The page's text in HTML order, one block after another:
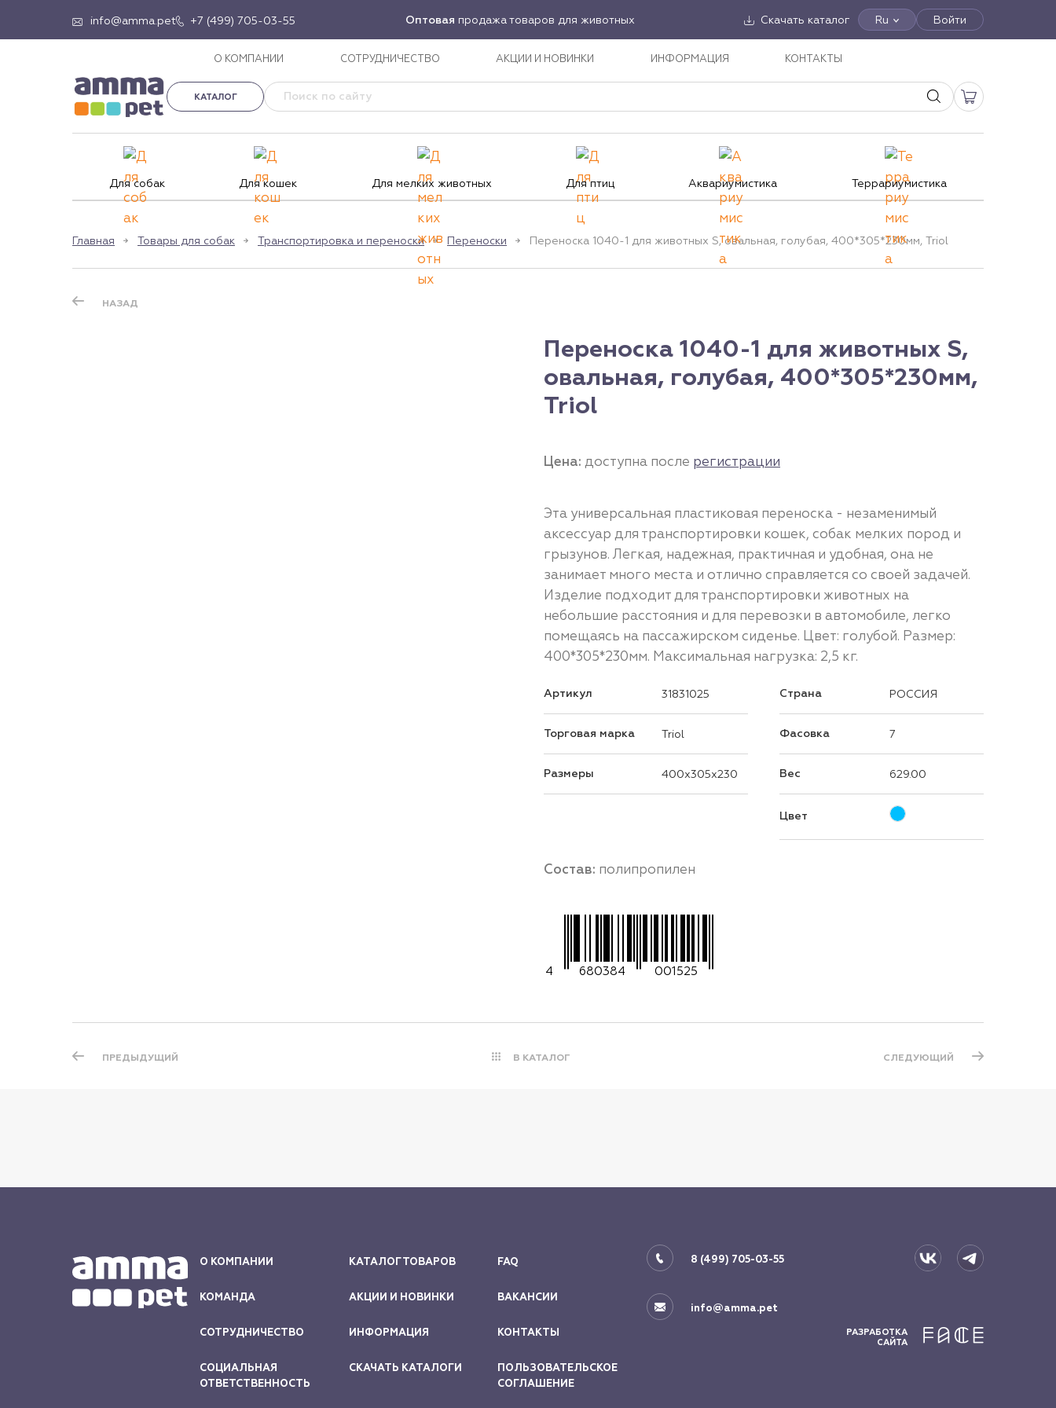
info@amma.pet +7 (499) 705-03-55 Оптовая продажа товаров для животных Скачать каталог Ru Войти
О КОМПАНИИ СОТРУДНИЧЕСТВО АКЦИИ И НОВИНКИ ИНФОРМАЦИЯ КОНТАКТЫ
КАТАЛОГ
Для собак Для кошек Для мелких животных Для птиц Аквариумистика Террариумистика
Главная Товары для собак Транспортировка и переноски Переноски Переноска 1040-1 для животных S, овальная, голубая, 400*305*230мм, Triol
НАЗАД
Переноска 1040-1 для животных S,
овальная, голубая, 400*305*230мм,
Triol
Цена: доступна после регистрации
Эта универсальная пластиковая переноска - незаменимый
аксессуар для транспортировки кошек, собак мелких пород и
грызунов. Легкая, надежная, практичная и удобная, она не
занимает много места и отлично справляется со своей задачей.
Изделие подходит для транспортировки животных на
небольшие расстояния и для перевозки в автомобиле, легко
помещаясь на пассажирском сиденье. Цвет: голубой. Размер:
400*305*230мм. Максимальная нагрузка: 2,5 кг.
Артикул 31831025
Торговая марка Triol
Размеры 400x305x230
Страна РОССИЯ
Фасовка 7
Вес 629.00
Цвет
Состав: полипропилен
4 680384 001525
ПРЕДЫДУЩИЙ В КАТАЛОГ СЛЕДУЮЩИЙ
О КОМПАНИИ
КОМАНДА
СОТРУДНИЧЕСТВО
СОЦИАЛЬНАЯ
ОТВЕТСТВЕННОСТЬ
КАТАЛОГ ТОВАРОВ
АКЦИИ И НОВИНКИ
ИНФОРМАЦИЯ
СКАЧАТЬ КАТАЛОГИ
FAQ
ВАКАНСИИ
КОНТАКТЫ
ПОЛЬЗОВАТЕЛЬСКОЕ
СОГЛАШЕНИЕ
8 (499) 705-03-55
info@amma.pet
РАЗРАБОТКА
САЙТА